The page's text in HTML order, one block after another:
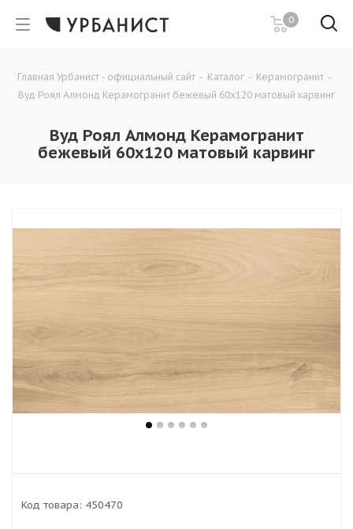
0
Главная Урбанист - официальный сайт - Каталог - Керамогранит -
Вуд Роял Алмонд Керамогранит бежевый 60х120 матовый карвинг
Вуд Роял Алмонд Керамогранит
бежевый 60х120 матовый карвинг
Код товара: 450470